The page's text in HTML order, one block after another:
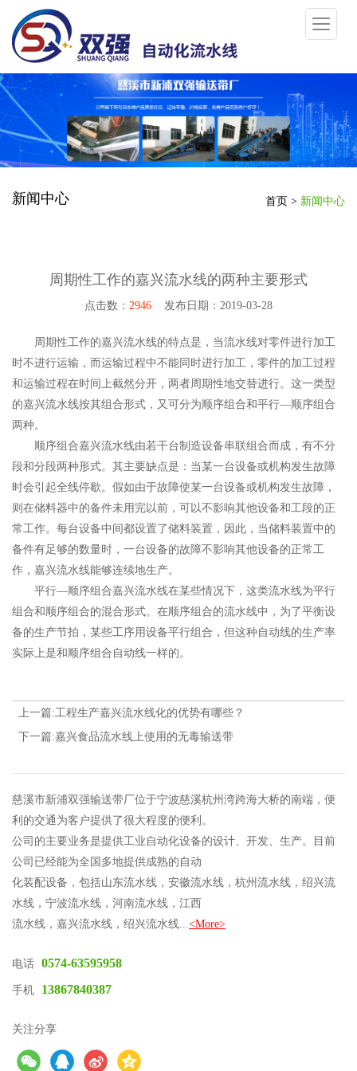
新闻中心 首页 > 新闻中心
周期性工作的嘉兴流水线的两种主要形式
点击数： 2946 发布日期：2019-03-28
周期性工作的嘉兴流水线的特点是，当流水线对零件进行加工
时不进行运输，而运输过程中不能同时进行加工，零件的加工过程
和运输过程在时间上截然分开，两者周期性地交替进行。这一类型
的嘉兴流水线按其组合形式，又可分为顺序组合和平行—顺序组合
两种。
顺序组合嘉兴流水线由若干台制造设备串联组合而成，有不分
段和分段两种形式。其主要缺点是：当某一台设备或机构发生故障
时会引起全线停歇。假如由于故障使某一台设备或机构发生故障，
则在储料器中的备件未用完以前，可以不影响其他设备和工段的正
常工作。每台设备中间都设置了储料装置，因此，当储料装置中的
备件有足够的数量时，一台设备的故障不影响其他设备的正常工
作，嘉兴流水线能够连续地生产。
平行—顺序组合嘉兴流水线在某些情况下，这类流水线为平行
组合和顺序组合的混合形式。在顺序组合的流水线中，为了平衡设
备的生产节拍，某些工序用设备平行组合，但这种自动线的生产率
实际上是和顺序组合自动线一样的。
上一篇:工程生产嘉兴流水线化的优势有哪些？
下一篇:嘉兴食品流水线上使用的无毒输送带
慈溪市新浦双强输送带厂位于宁波慈溪杭州湾跨海大桥的南端，便
利的交通为客户提供了很大程度的便利。
公司的主要业务是提供工业自动化设备的设计、开发、生产。目前
公司已经能为全国多地提供成熟的自动
化装配设备，包括山东流水线，安徽流水线，杭州流水线，绍兴流
水线，宁波流水线，河南流水线，江西
流水线，嘉兴流水线，绍兴流水线...<More>
电话 0574-63595958
手机 13867840387
关注分享